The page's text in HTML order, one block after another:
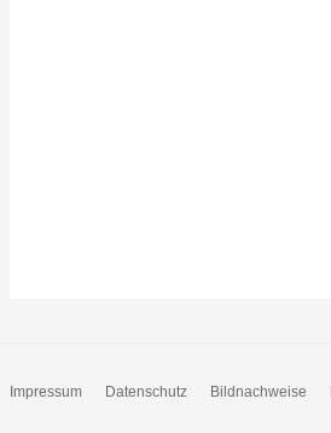
Impressum Datenschutz Bildnachweise